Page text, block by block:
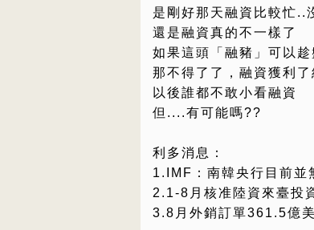
是剛好那天融資比較忙..
還是融資真的不一樣了
如果這頭「融豬」可以
那不得了了，融資獲利了
以後誰都不敢小看融資
但....有可能嗎??
利多消息：
1.IMF：南韓央行目前並
2.1-8月核准陸資來臺投
3.8月外銷訂單361.5億